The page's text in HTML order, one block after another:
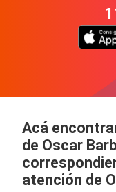
Acá
de Oscar
atención de